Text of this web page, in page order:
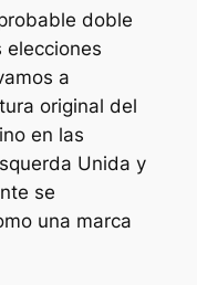
doble
elecciones
a
original del
en las
Unida y
se
una marca